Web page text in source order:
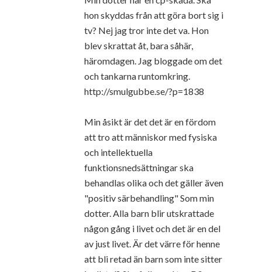
hon skyddas från att göra bort sig i
tv? Nej jag tror inte det va. Hon
blev skrattat åt, bara såhär,
häromdagen. Jag bloggade om det
och tankarna runtomkring.
http://smulgubbe.se/?p=1838
Min åsikt är det det är en fördom
att tro att människor med fysiska
och intellektuella
funktionsnedsättningar ska
behandlas olika och det gäller även
"positiv särbehandling" Som min
dotter. Alla barn blir utskrattade
någon gång i livet och det är en del
av just livet. Är det värre för henne
att bli retad än barn som inte sitter